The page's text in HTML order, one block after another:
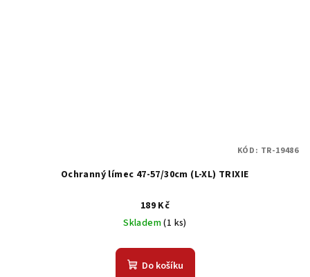
Ochranný límec 47-57/30cm (L-XL) TRIXIE
189 Kč
Skladem(1 ks)
Do košíku
KÓD: TR-19486